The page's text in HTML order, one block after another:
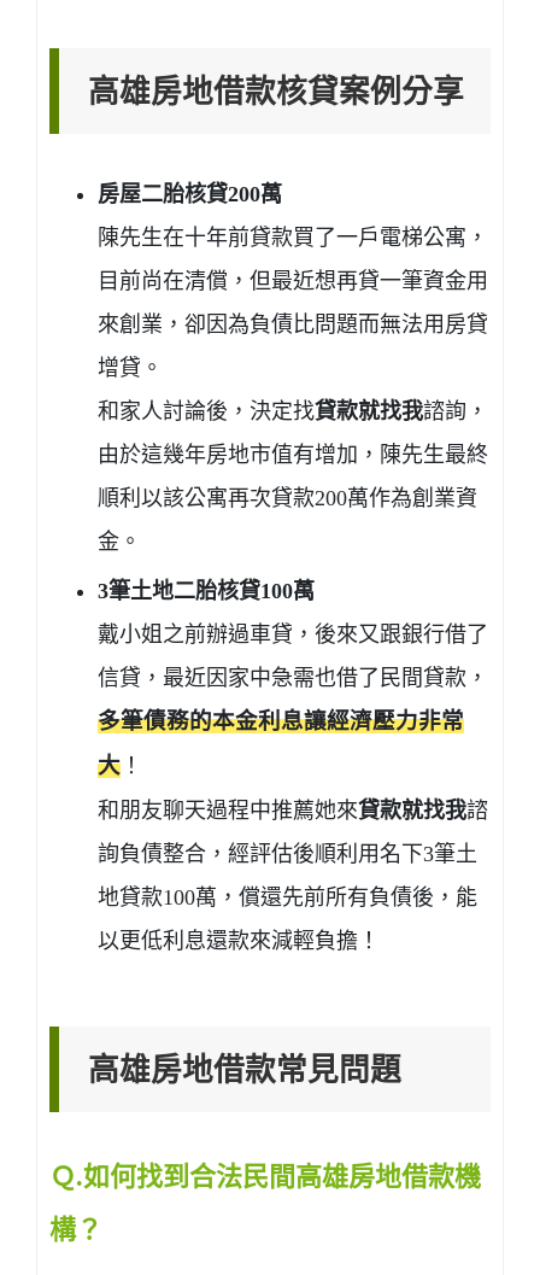
高雄房地借款核貸案例分享
房屋二胎核貸200萬
陳先生在十年前貸款買了一戶電梯公寓，
目前尚在清償，但最近想再貸一筆資金用
來創業，卻因為負債比問題而無法用房貸
增貸。
和家人討論後，決定找貸款就找我諮詢，
由於這幾年房地市值有增加，陳先生最終
順利以該公寓再次貸款200萬作為創業資
金。
3筆土地二胎核貸100萬
戴小姐之前辦過車貸，後來又跟銀行借了
信貸，最近因家中急需也借了民間貸款，
多筆債務的本金利息讓經濟壓力非常
大 ！
和朋友聊天過程中推薦她來貸款就找我諮
詢負債整合，經評估後順利用名下3筆土
地貸款100萬，償還先前所有負債後，能
以更低利息還款來減輕負擔！
高雄房地借款常見問題
Ｑ.如何找到合法民間高雄房地借款機
構？